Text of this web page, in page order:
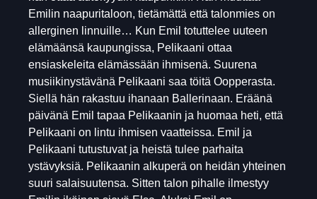
Emilin naapuritaloon, tietämättä että talonmies on
allerginen linnuille… Kun Emil totuttelee uuteen
elämäänsä kaupungissa, Pelikaani ottaa
ensiaskeleita elämässään ihmisenä. Suurena
musiikinystävänä Pelikaani saa töitä Oopperasta.
Siellä hän rakastuu ihanaan Ballerinaan. Eräänä
päivänä Emil tapaa Pelikaanin ja huomaa heti, että
Pelikaani on lintu ihmisen vaatteissa. Emil ja
Pelikaani tutustuvat ja heistä tulee parhaita
ystävyksiä. Pelikaanin alkuperä on heidän yhteinen
suuri salaisuutensa. Sitten talon pihalle ilmestyy